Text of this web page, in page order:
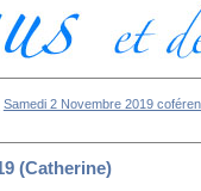
Samedi 2 Novembre 2019
(Catherine)